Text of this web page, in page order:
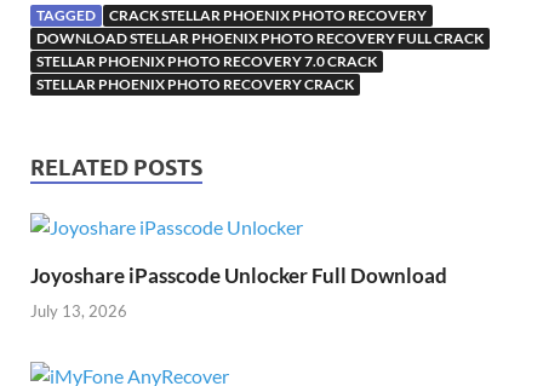
TAGGED
CRACK STELLAR PHOENIX PHOTO RECOVERY
DOWNLOAD STELLAR PHOENIX PHOTO RECOVERY FULL CRACK
STELLAR PHOENIX PHOTO RECOVERY 7.0 CRACK
STELLAR PHOENIX PHOTO RECOVERY CRACK
RELATED POSTS
Joyoshare iPasscode Unlocker Full Download
July 13, 2026